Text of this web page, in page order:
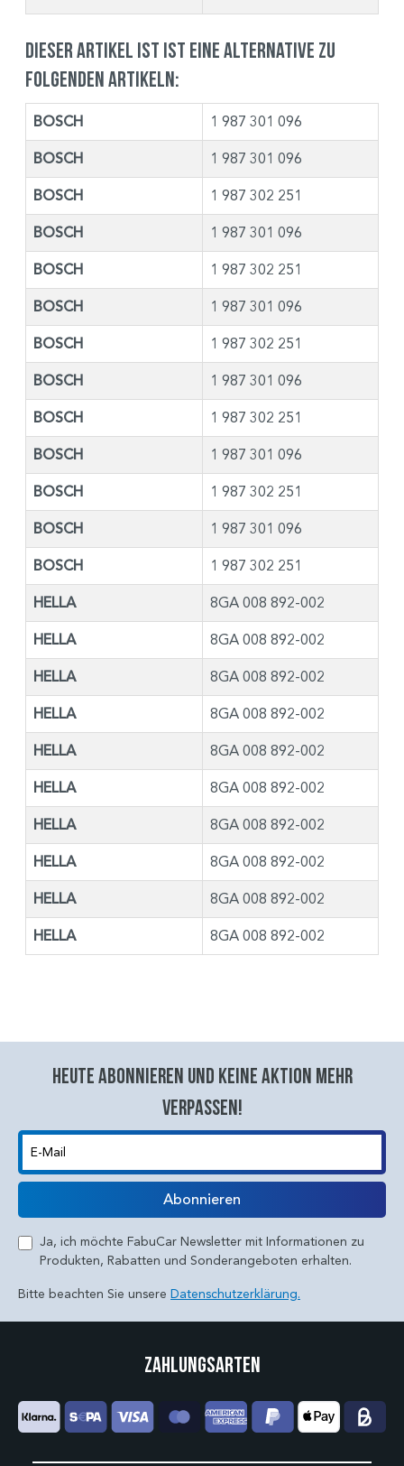
Dieser Artikel ist ist eine Alternative zu
folgenden Artikeln:
BOSCH 1 987 301 096
BOSCH 1 987 301 096
BOSCH 1 987 302 251
BOSCH 1 987 301 096
BOSCH 1 987 302 251
BOSCH 1 987 301 096
BOSCH 1 987 302 251
BOSCH 1 987 301 096
BOSCH 1 987 302 251
BOSCH 1 987 301 096
BOSCH 1 987 302 251
BOSCH 1 987 301 096
BOSCH 1 987 302 251
HELLA 8GA 008 892-002
HELLA 8GA 008 892-002
HELLA 8GA 008 892-002
HELLA 8GA 008 892-002
HELLA 8GA 008 892-002
HELLA 8GA 008 892-002
HELLA 8GA 008 892-002
HELLA 8GA 008 892-002
HELLA 8GA 008 892-002
HELLA 8GA 008 892-002
Heute abonnieren und keine aktion mehr
verpassen!
E-Mail
Abonnieren
Ja, ich möchte FabuCar Newsletter mit Informationen zu
Produkten, Rabatten und Sonderangeboten erhalten.
Bitte beachten Sie unsere Datenschutzerklärung.
Zahlungsarten